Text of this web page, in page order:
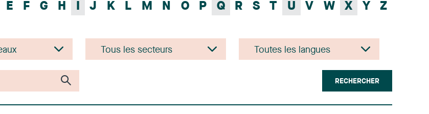
RECHERCHER
E F G H I J K L M N O P Q R S T U V W X Y Z